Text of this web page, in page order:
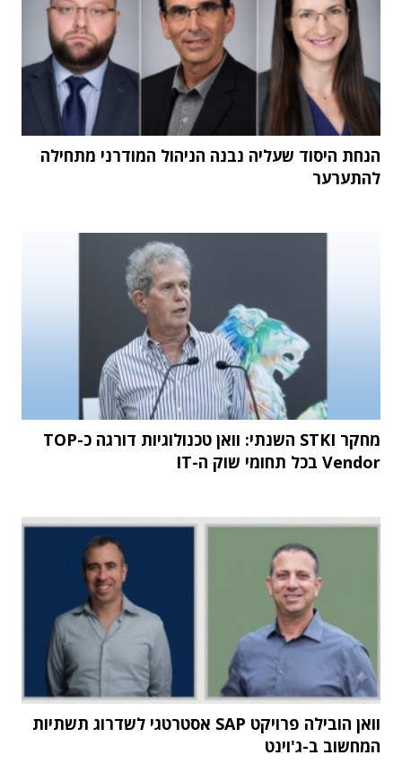
הנחת היסוד שעליה נבנה הניהול המודרני מתחילה
להתערער
מחקר STKI השנתי: וואן טכנולוגיות דורגה כ-TOP
Vendor בכל תחומי שוק ה-IT
וואן הובילה פרויקט SAP אסטרטגי לשדרוג תשתיות
המחשוב ב-ג'וינט